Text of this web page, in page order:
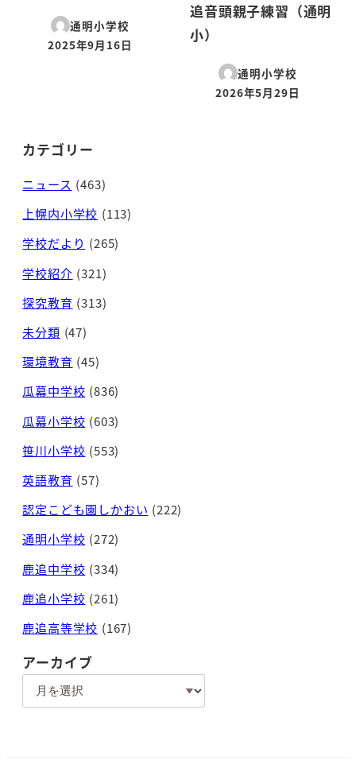
通明小学校
投稿日
2025年9月16日
追音頭親子練習（通明
小）
通明小学校
投稿日
2026年5月29日
カテゴリー
ニュース (463)
上幌内小学校 (113)
学校だより (265)
学校紹介 (321)
探究教育 (313)
未分類 (47)
環境教育 (45)
瓜幕中学校 (836)
瓜幕小学校 (603)
笹川小学校 (553)
英語教育 (57)
認定こども園しかおい (222)
通明小学校 (272)
鹿追中学校 (334)
鹿追小学校 (261)
鹿追高等学校 (167)
アーカイブ